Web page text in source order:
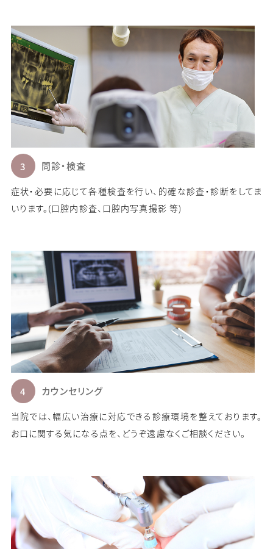
問診・検査
症状・必要に応じて各種検査を行い、的確な診査・診断をしてま
いります。(口腔内診査、口腔内写真撮影 等)
カウンセリング
当院では、幅広い治療に対応できる診療環境を整えております。
お口に関する気になる点を、どうぞ遠慮なくご相談ください。